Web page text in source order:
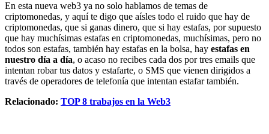
En esta nueva web3 ya no solo hablamos de temas de
criptomonedas, y aquí te digo que aísles todo el ruido que hay de
criptomonedas, que si ganas dinero, que si hay estafas, por supuesto
que hay muchísimas estafas en criptomonedas, muchísimas, pero no
todos son estafas, también hay estafas en la bolsa, hay estafas en
nuestro día a día, o acaso no recibes cada dos por tres emails que
intentan robar tus datos y estafarte, o SMS que vienen dirigidos a
través de operadores de telefonía que intentan estafar también.
Relacionado: TOP 8 trabajos en la Web3